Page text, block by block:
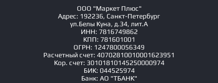
ООО "Маркет Плюс"
Адрес: 192236, Санкт-Петербург
ул.Белы Куна, д.34, лит.А
ИНН: 7816749862
КПП: 781601001
ОГРН: 1247800056349
Расчетный счет: 40702810010001623951
Кор. счет: 30101810145250000974
БИК: 044525974
Банк: АО "ТБАНК"